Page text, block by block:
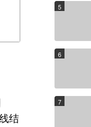
结
5
6
7